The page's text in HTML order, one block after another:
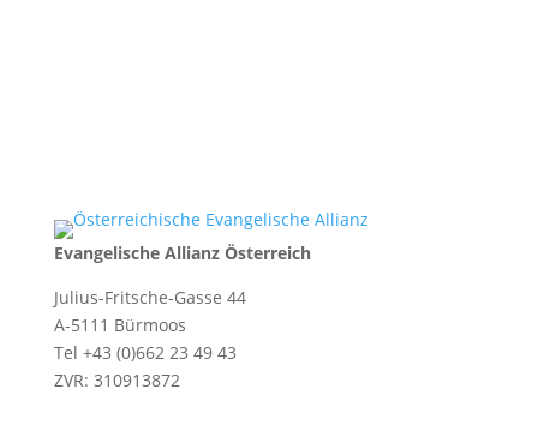
Evangelische Allianz Österreich
Julius-Fritsche-Gasse 44
A-5111 Bürmoos
Tel +43 (0)662 23 49 43
ZVR: 310913872